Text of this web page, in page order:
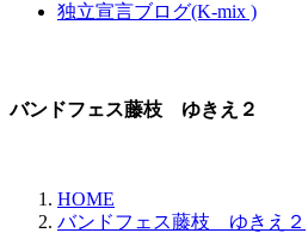
独立宣言ブログ(K-mix )
バンドフェス藤枝 ゆきえ２
HOME
バンドフェス藤枝 ゆきえ２